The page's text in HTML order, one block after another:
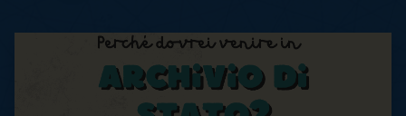
Perché dovrei venire in